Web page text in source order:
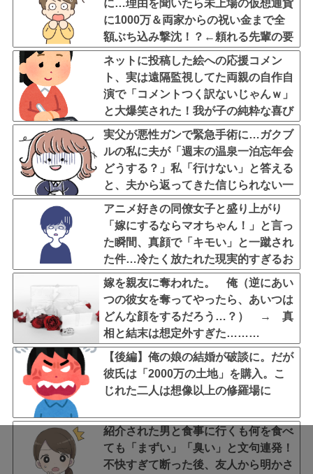
に…理由を聞いたら未上場の仮想通貨
に1000万＆両家からの祝い金まで全
額ぶち込み撃沈！？←頼れる先輩の要
素どこ行ったんだよ
ネットに投稿した絵への応援コメン
ト、実は遠隔監視してた両親の自作自
演で「コメントつく訳ないじゃんｗ」
と大爆笑された！我が子の純粋な喜び
を踏みにじる毒親と絶縁を決断
実父が悪性ガンで緊急手術に…ガクブ
ルの私に夫が「週末の温泉一泊忘年会
どうする？」私「行けない」と答える
と、夫から返ってきた信じられない一
言←子どもたちの方が何倍も常識的で
泣ける
アニメ好きの同僚女子と盛り上がり
「嫁にするならマオちゃん！」と言っ
た瞬間、真顔で「キモい」と一蹴され
た件…冷たく放たれた現実的すぎるお
説教に絶句←オタクのノリをリアルで
出すとそうなる
嫁を親友に奪われた。 俺（逆にあい
つの彼女を奪ってやったら、あいつは
どんな顔をするだろう…？） → 真
相と結末は想定外すぎた………
【後編】俺の娘の結婚が破談に。だが
彼氏は「2000万の土地」を購入。こ
じれた二人は想像以上の修羅場に
紹介された男と食事に行くも何を食べ
ても「まずい」「臭い」と文句連発！
不快すぎて断った後、友人から明かさ